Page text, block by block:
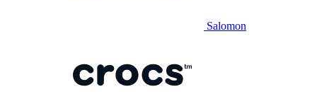
Salomon